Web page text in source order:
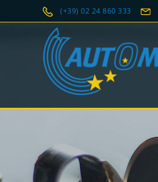
(+39) 02 24 860 333